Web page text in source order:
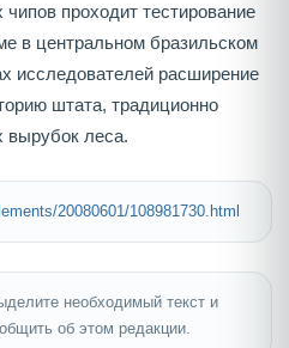
проходит тестирование
в центральном бразильском
исследователей расширение
штата, традиционно
вырубок леса.
20080601/108981730.html
необходимый текст и
об этом редакции.